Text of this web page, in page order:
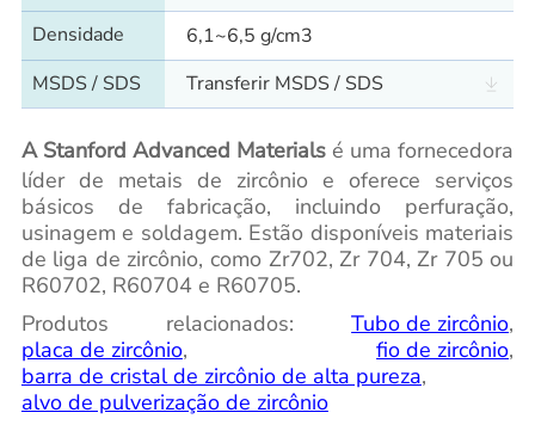
Densidade
6,1~6,5 g/cm3
MSDS / SDS
Transferir MSDS / SDS
A Stanford Advanced Materials é uma fornecedora
líder de metais de zircônio e oferece serviços
básicos de fabricação, incluindo perfuração,
usinagem e soldagem. Estão disponíveis materiais
de liga de zircônio, como Zr702, Zr 704, Zr 705 ou
R60702, R60704 e R60705.
Produtos relacionados:Tubo de zircônio,
placa de zircônio,fio de zircônio,
barra de cristal de zircônio de alta pureza,
alvo de pulverização de zircônio